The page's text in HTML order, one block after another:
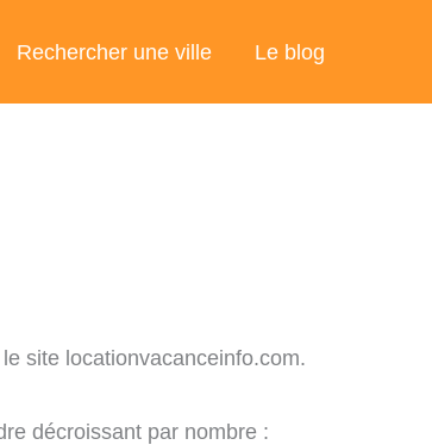
Rechercher une ville Le blog
site locationvacanceinfo.com.
décroissant par nombre :